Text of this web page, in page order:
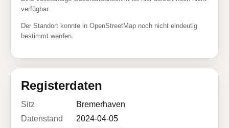
verfügbar.
Der Standort konnte in OpenStreetMap noch nicht eindeutig
bestimmt werden.
Registerdaten
Sitz
Bremerhaven
Datenstand
2024-04-05